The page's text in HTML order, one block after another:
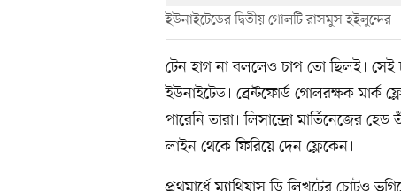
ইউনাইটেডের দ্বিতীয় গোলটি রাসমুস হইলুন্দের
টেন হাগ না বললেও চাপ তো ছিলই। সেই
ইউনাইটেড। ব্রেন্টফোর্ড গোলরক্ষক মার্ক
পারেনি তারা। লিসান্দ্রো মার্তিনেজের
লাইন থেকে ফিরিয়ে দেন ফ্লেকেন।